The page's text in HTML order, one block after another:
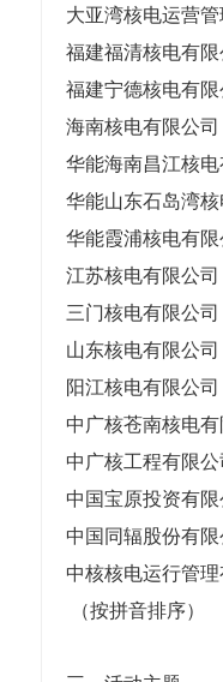
大亚湾核电运营
福建福清核电有限
福建宁德核电有限
海南核电有限公司
华能海南昌江核电
华能山东石岛湾核
华能霞浦核电有限
江苏核电有限公司
三门核电有限公司
山东核电有限公司
阳江核电有限公司
中广核苍南核电有
中广核工程有限公
中国宝原投资有限
中国同辐股份有限
中核核电运行管理
（按拼音排序）